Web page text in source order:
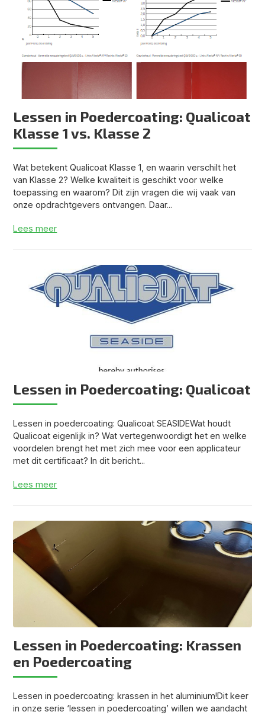
Lessen in Poedercoating: Qualicoat
Klasse 1 vs. Klasse 2
Wat betekent Qualicoat Klasse 1, en waarin verschilt het
van Klasse 2? Welke kwaliteit is geschikt voor welke
toepassing en waarom? Dit zijn vragen die wij vaak van
onze opdrachtgevers ontvangen. Daar...
Lees meer
Lessen in Poedercoating: Qualicoat
Lessen in poedercoating: Qualicoat SEASIDEWat houdt
Qualicoat eigenlijk in? Wat vertegenwoordigt het en welke
voordelen brengt het met zich mee voor een applicateur
met dit certificaat? In dit bericht...
Lees meer
Lessen in Poedercoating: Krassen
en Poedercoating
Lessen in poedercoating: krassen in het aluminium!Dit keer
in onze serie ‘lessen in poedercoating’ willen we aandacht